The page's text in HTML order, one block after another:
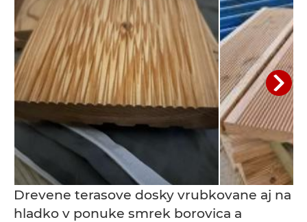
Drevene terasove dosky vrubkovane aj na
hladko v ponuke smrek borovica a